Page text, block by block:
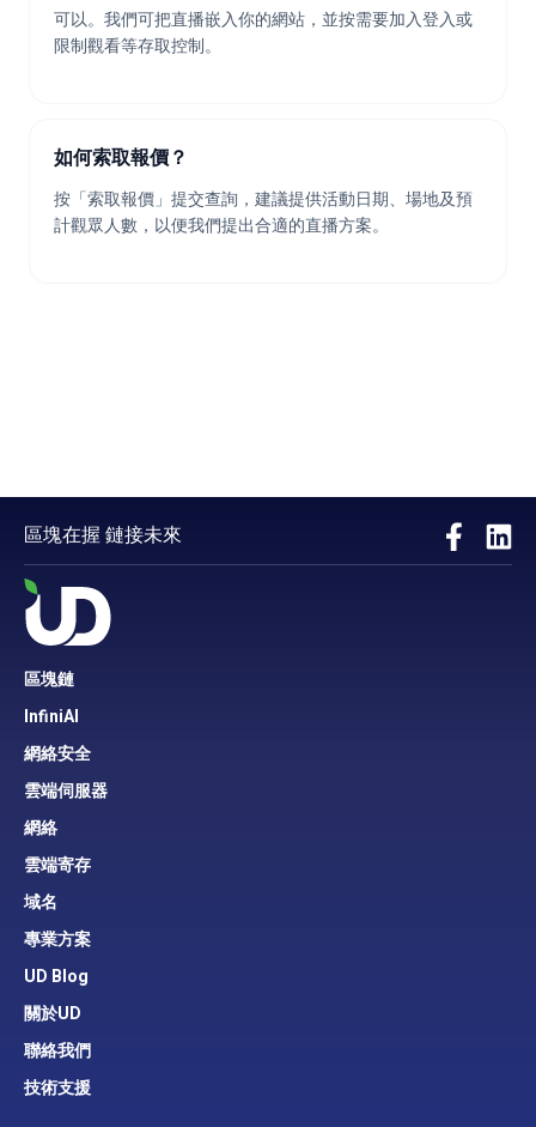
可以。我們可把直播嵌入你的網站，並按需要加入登入或
限制觀看等存取控制。
如何索取報價？
按「索取報價」提交查詢，建議提供活動日期、場地及預
計觀眾人數，以便我們提出合適的直播方案。
區塊在握 鏈接未來
區塊鏈
InfiniAI
網絡安全
雲端伺服器
網絡
雲端寄存
域名
專業方案
UD Blog
關於UD
聯絡我們
技術支援